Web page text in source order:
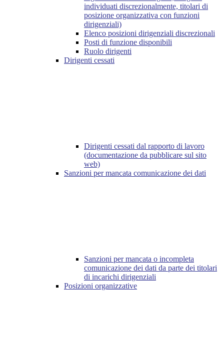
individuati discrezionalmente, titolari di
posizione organizzativa con funzioni
dirigenziali)
Elenco posizioni dirigenziali discrezionali
Posti di funzione disponibili
Ruolo dirigenti
Dirigenti cessati
Dirigenti cessati dal rapporto di lavoro
(documentazione da pubblicare sul sito
web)
Sanzioni per mancata comunicazione dei dati
Sanzioni per mancata o incompleta
comunicazione dei dati da parte dei titolari
di incarichi dirigenziali
Posizioni organizzative